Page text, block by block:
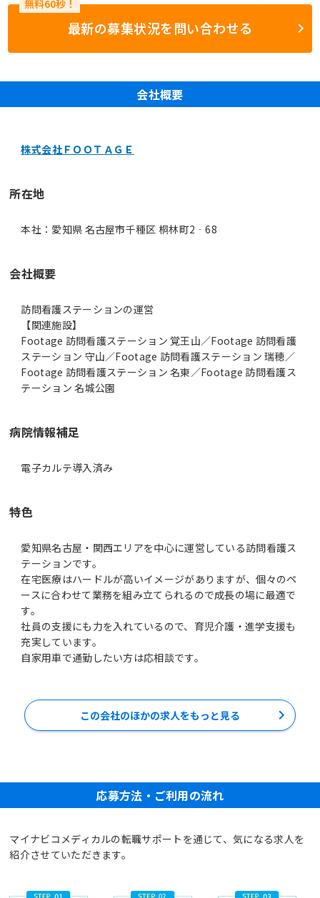
最新の募集状況を問い合わせる
会社概要
株式会社ＦＯＯＴＡＧＥ
所在地
本社：愛知県 名古屋市千種区 桐林町2‐68
会社概要
訪問看護ステーションの運営
【関連施設】
Footage 訪問看護ステーション 覚王山／Footage 訪問看護
ステーション 守山／Footage 訪問看護ステーション 瑞穂／
Footage 訪問看護ステーション 名東／Footage 訪問看護ス
テーション 名城公園
病院情報補足
電子カルテ導入済み
特色
愛知県名古屋・関西エリアを中心に運営している訪問看護ス
テーションです。
在宅医療はハードルが高いイメージがありますが、個々のペ
ースに合わせて業務を組み立てられるので成長の場に最適で
す。
社員の支援にも力を入れているので、育児介護・進学支援も
充実しています。
この会社のほかの求人をもっと見る
応募方法・ご利用の流れ
マイナビコメディカルの転職サポートを通じて、気になる求人を
紹介させていただきます。